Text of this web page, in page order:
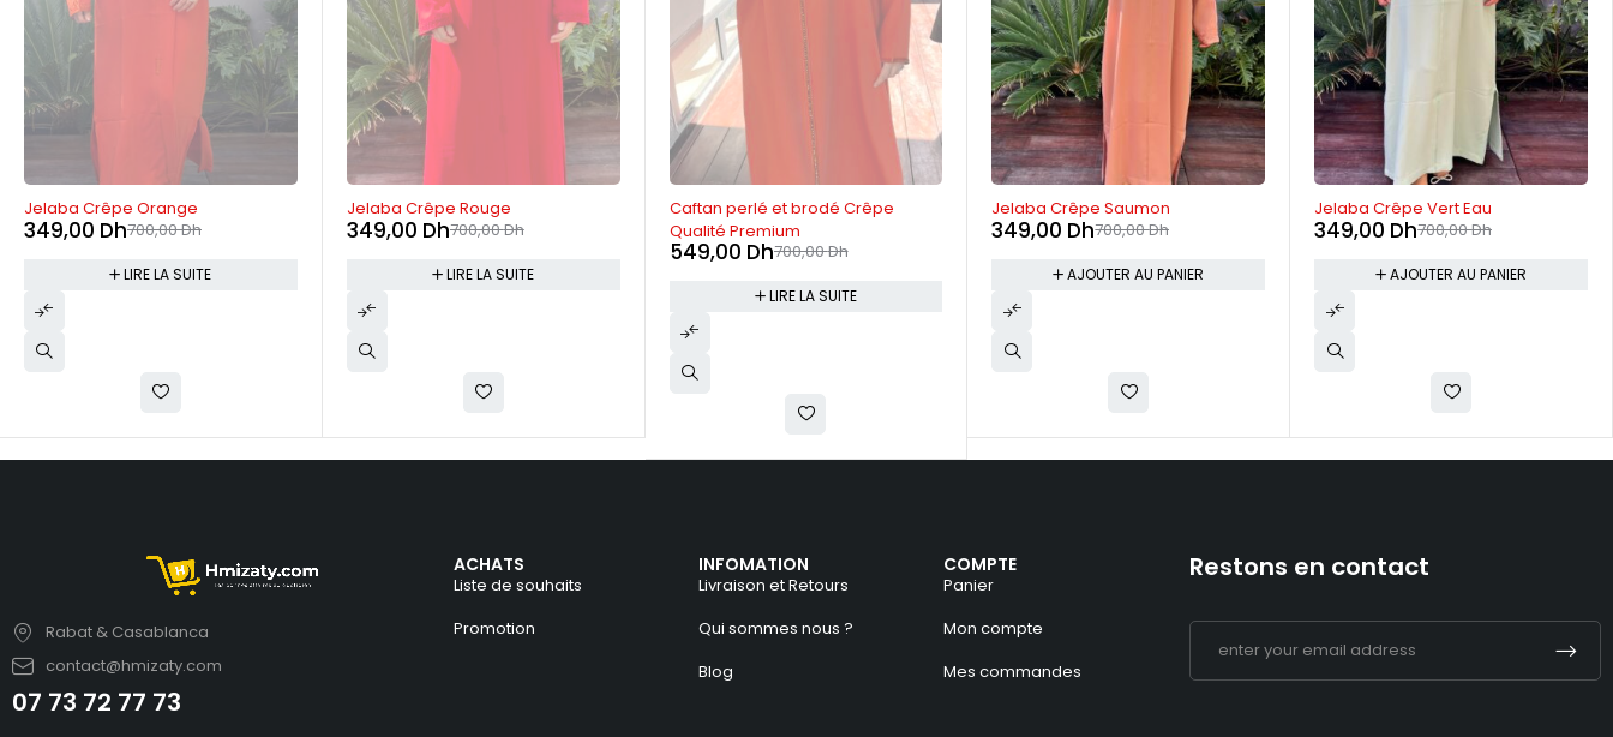
RUPTURE DE STOCK
Jelaba Crêpe Rouge
700,00Dh
349,00 Dh
LIRE LA SUITE
RUPTURE DE STOCK
Caftan perlé et brodé Crêpe
Qualité Premium
-50%
Jelaba Crêpe Saumon
700,00
349,00Dh
-50%
Jelaba Crêpe Vert Eau
700,00Dh
349,00 Dh
AJOUTER AU PANIER
RUPTURE DE STOCK
Jelaba Crêpe Bleu
700,00Dh
349,00 Dh
LIRE LA SUITE
Rabat & Casablanca
contact@hmizaty.com
07 73 72 77 73
ACHATS
Liste de souhaits
Promotion
INFOMATION
Livraison et Retours
Qui sommes nous ?
Blog
COMPTE
Panier
Mon compte
Mes commandes
Restons en contact